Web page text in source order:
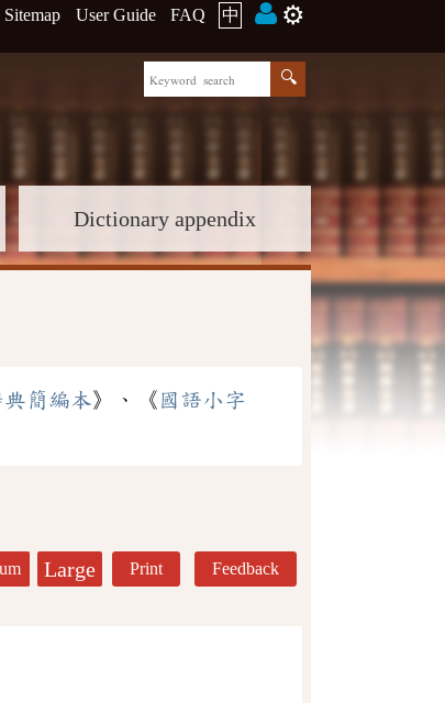
Sitemap User Guide FAQ 中 ⚙️
Dictionary appendix
典簡編本》、《 國語小字
Large Print Feedback